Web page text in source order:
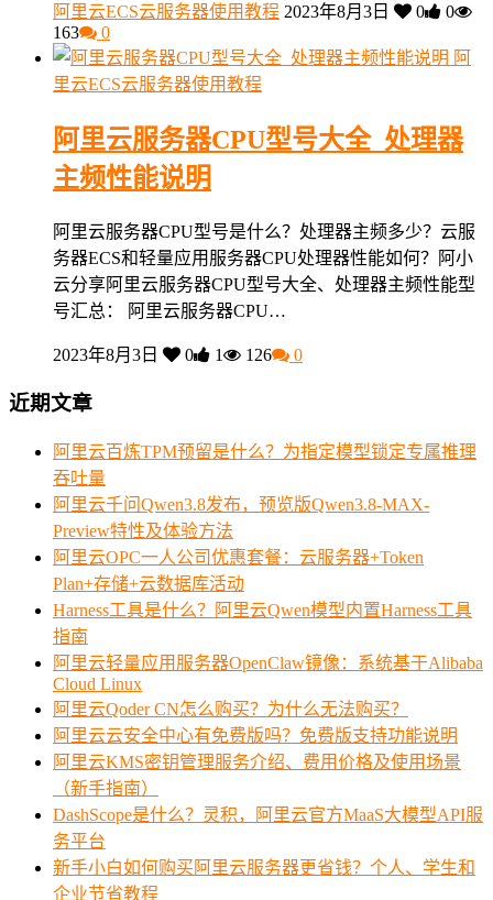
阿里云ECS云服务器使用教程 2023年8月3日 0
0
163
0
阿
里云ECS云服务器使用教程
阿里云服务器CPU型号大全_处理器
主频性能说明
阿里云服务器CPU型号是什么？处理器主频多少？云服
务器ECS和轻量应用服务器CPU处理器性能如何？阿小
云分享阿里云服务器CPU型号大全、处理器主频性能型
号汇总： 阿里云服务器CPU…
2023年8月3日 0 1 126 0
近期文章
阿里云百炼TPM预留是什么？为指定模型锁定专属推理
吞吐量
阿里云千问Qwen3.8发布，预览版Qwen3.8-MAX-
Preview特性及体验方法
阿里云OPC一人公司优惠套餐：云服务器+Token
Plan+存储+云数据库活动
Harness工具是什么？阿里云Qwen模型内置Harness工具
指南
阿里云轻量应用服务器OpenClaw镜像：系统基于Alibaba
Cloud Linux
阿里云Qoder CN怎么购买？为什么无法购买？
阿里云云安全中心有免费版吗？免费版支持功能说明
阿里云KMS密钥管理服务介绍、费用价格及使用场景
（新手指南）
DashScope是什么？灵积，阿里云官方MaaS大模型API服
务平台
新手小白如何购买阿里云服务器更省钱？个人、学生和
企业节省教程